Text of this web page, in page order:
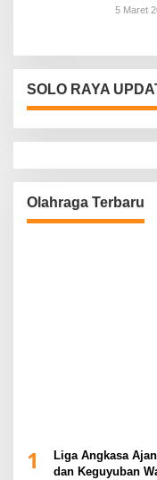
5 Maret
SOLO RAYA
Olahraga Terbaru
1
Liga Angkasa
dan Keguyuban